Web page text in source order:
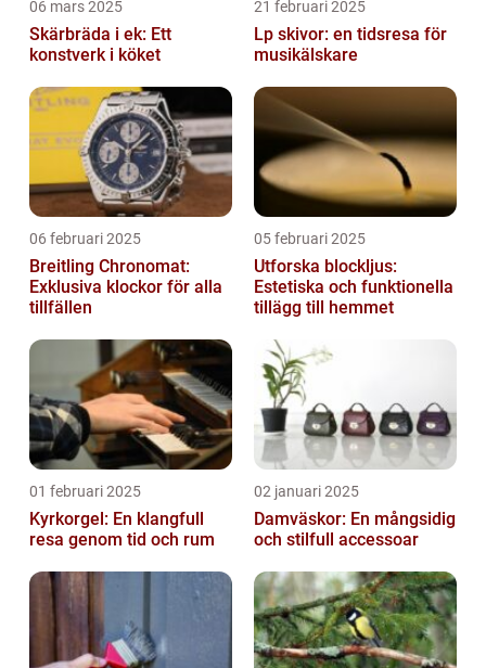
06 mars 2025
Skärbräda i ek: Ett
konstverk i köket
21 februari 2025
Lp skivor: en tidsresa för
musikälskare
06 februari 2025
Breitling Chronomat:
Exklusiva klockor för alla
tillfällen
05 februari 2025
Utforska blockljus:
Estetiska och funktionella
tillägg till hemmet
01 februari 2025
Kyrkorgel: En klangfull
resa genom tid och rum
02 januari 2025
Damväskor: En mångsidig
och stilfull accessoar